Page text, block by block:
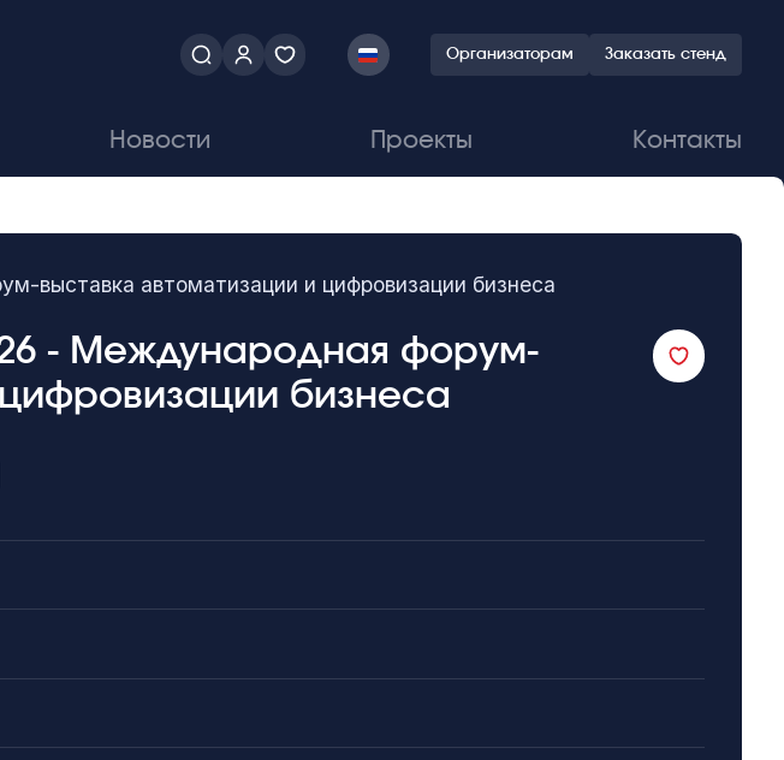
Организаторам Заказать стенд
Новости Проекты Контакты
выставка автоматизации и цифровизации бизнеса
- Международная форум-
бизнеса